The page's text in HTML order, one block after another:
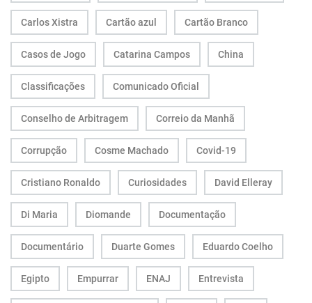
Carlos Xistra Cartão azul Cartão Branco
Casos de Jogo Catarina Campos China
Classificações Comunicado Oficial
Conselho de Arbitragem Correio da Manhã
Corrupção Cosme Machado Covid-19
Cristiano Ronaldo Curiosidades David Elleray
Di Maria Diomande Documentação
Documentário Duarte Gomes Eduardo Coelho
Egipto Empurrar ENAJ Entrevista